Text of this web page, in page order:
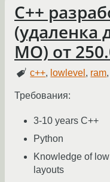
C++
(удаленка
МО) от
c++, lowlevel , ram,
Требования:
3-10 years C++
Python
Knowledge of
layouts